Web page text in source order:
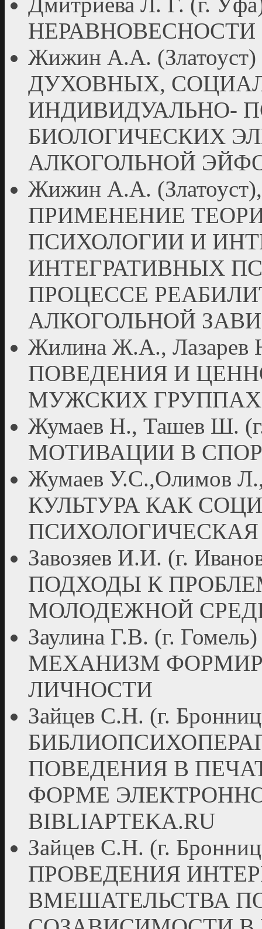
Жижин А.А.
ДУХОВНЫХ,
ИНДИВИДУАЛЬНО-
БИОЛОГИЧЕСКИХ
АЛКОГОЛЬНОЙ
Жижин А.А.
ПРИМЕНЕНИЕ
ПСИХОЛОГИИ И
ИНТЕГРАТИВНЫХ
ПРОЦЕССЕ
АЛКОГОЛЬНОЙ
Жилина Ж.А.,
ПОВЕДЕНИЯ И
МУЖСКИХ ГРУППАХ
Жумаев Н., Ташев Ш.
МОТИВАЦИИ В
Жумаев У.С.,Олимов
КУЛЬТУРА КАК
ПСИХОЛОГИЧЕСКАЯ
Завозяев И.И. (г.
ПОДХОДЫ К
МОЛОДЕЖНОЙ
Заулина Г.В. (г.
МЕХАНИЗМ
ЛИЧНОСТИ
Зайцев С.Н. (г.
ПОВЕДЕНИЯ В
ФОРМЕ
BIBLIAPTEKA.RU
Зайцев С.Н. (г.
ПРОВЕДЕНИЯ
ВМЕШАТЕЛЬСТВА